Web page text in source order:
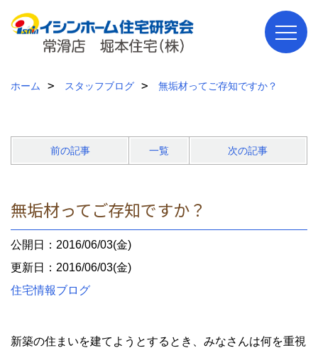
ホーム スタッフブログ 無垢材ってご存知ですか？
前の記事 一覧 次の記事
無垢材ってご存知ですか？
公開日：2016/06/03(金)
更新日：2016/06/03(金)
住宅情報ブログ
新築の住まいを建てようとするとき、みなさんは何を重視